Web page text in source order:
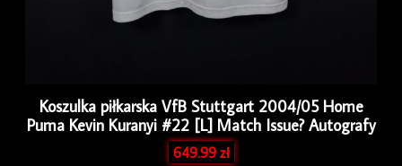
Koszulka piłkarska VfB Stuttgart 2004/05 Home
Puma Kevin Kuranyi #22 [L] Match Issue? Autografy
649.99zł